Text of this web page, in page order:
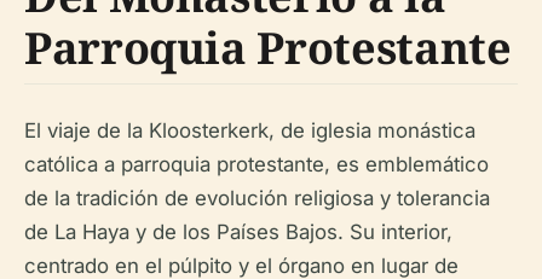
Parroquia Protestante
El viaje de la Kloosterkerk, de iglesia monástica
católica a parroquia protestante, es emblemático
de la tradición de evolución religiosa y tolerancia
de La Haya y de los Países Bajos. Su interior,
centrado en el púlpito y el órgano en lugar de